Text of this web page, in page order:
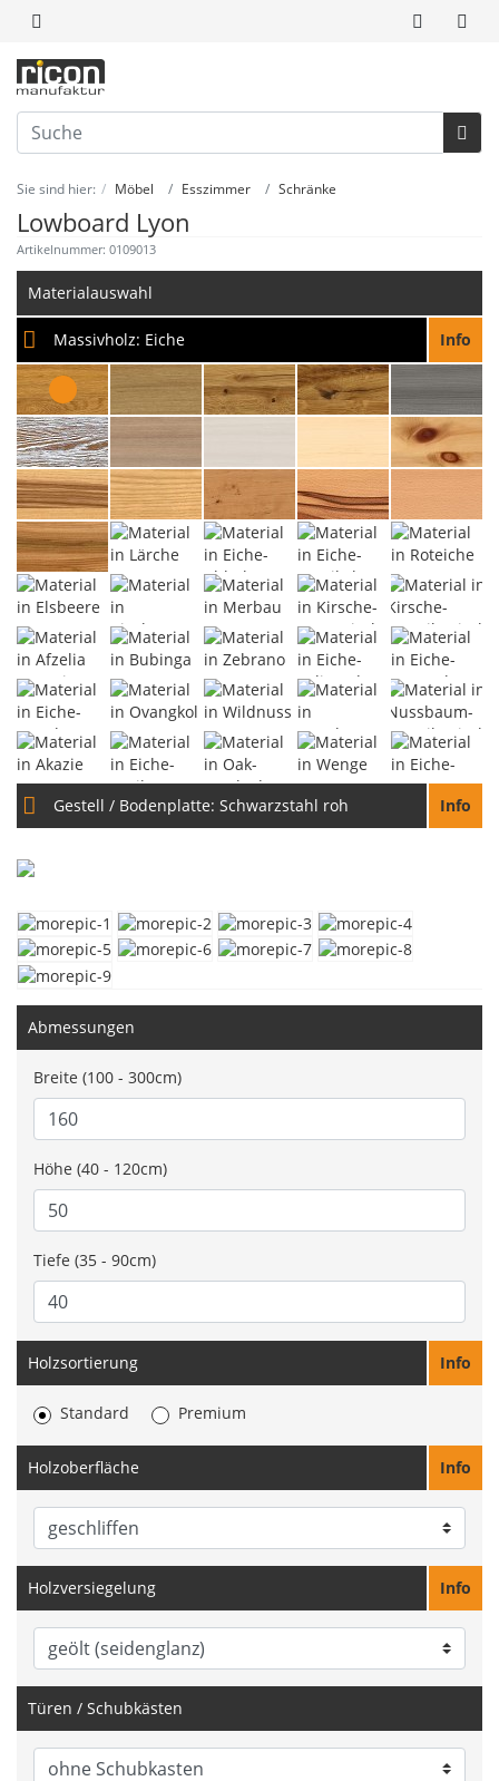
Sie sind hier: Möbel Esszimmer Schränke
Lowboard Lyon
Artikelnummer: 0109013
Materialauswahl
Massivholz: Eiche Info
Gestell / Bodenplatte: Schwarzstahl roh Info
Abmessungen
Breite (100 - 300cm)
Höhe (40 - 120cm)
Tiefe (35 - 90cm)
Holzsortierung Info
Standard Premium
Holzoberfläche Info
Holzversiegelung Info
Türen / Schubkästen